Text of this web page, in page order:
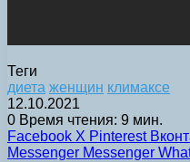
Теги
диета женщин климаксе
12.10.2021
0 Время чтения: 9 мин.
Facebook X Pinterest
Messenger Messenger